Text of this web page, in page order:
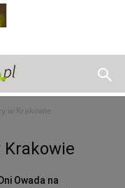
w Krakowie
Owada na